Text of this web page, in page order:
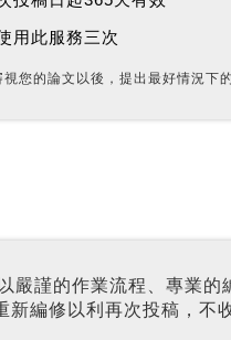
用此服務三次
您的論文以後，提出最好情況下
嚴謹的作業流程、專業的
新編修以利再次投稿，不